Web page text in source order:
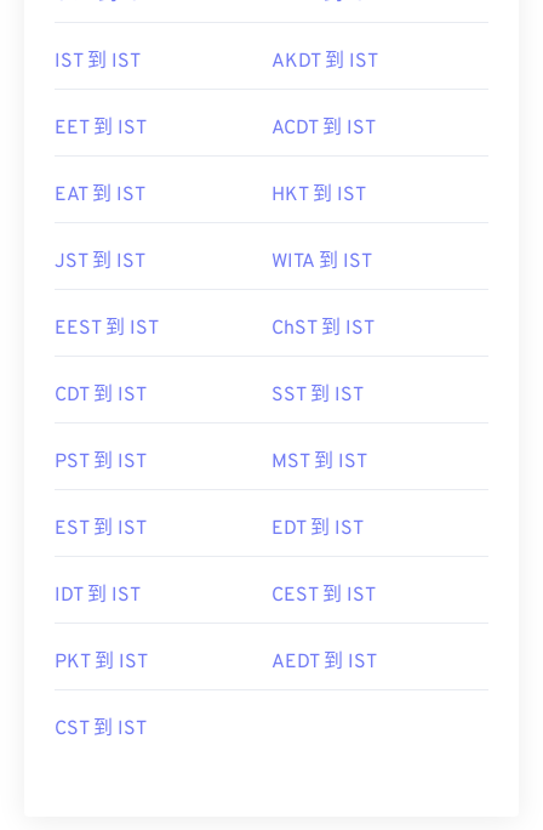
IST 到 IST AKDT 到 IST
EET 到 IST ACDT 到 IST
EAT 到 IST HKT 到 IST
JST 到 IST WITA 到 IST
EEST 到 IST ChST 到 IST
CDT 到 IST SST 到 IST
PST 到 IST MST 到 IST
EST 到 IST EDT 到 IST
IDT 到 IST CEST 到 IST
PKT 到 IST AEDT 到 IST
CST 到 IST